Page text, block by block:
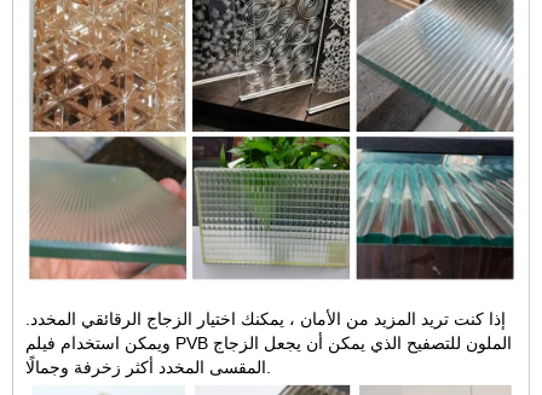
إذا كنت تريد المزيد من الأمان ، يمكنك اختيار الزجاج الرقائقي المخدد.
ويمكن استخدام فيلم PVB الملون للتصفيح الذي يمكن أن يجعل الزجاج